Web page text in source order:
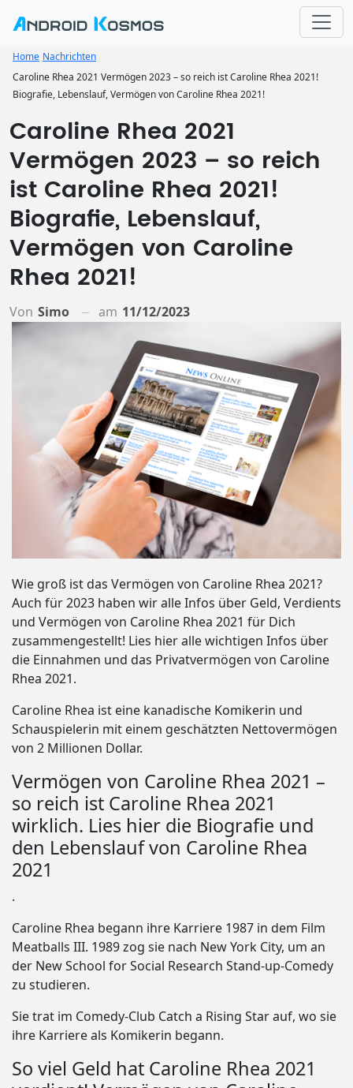
Home Nachrichten
Caroline Rhea 2021 Vermögen 2023 – so reich ist Caroline Rhea 2021!
Biografie, Lebenslauf, Vermögen von Caroline Rhea 2021!
Caroline Rhea 2021
Vermögen 2023 – so reich
ist Caroline Rhea 2021!
Biografie, Lebenslauf,
Vermögen von Caroline
Rhea 2021!
Von Simo am 11/12/2023
Wie groß ist das Vermögen von Caroline Rhea 2021?
Auch für 2023 haben wir alle Infos über Geld, Verdients
und Vermögen von Caroline Rhea 2021 für Dich
zusammengestellt! Lies hier alle wichtigen Infos über
die Einnahmen und das Privatvermögen von Caroline
Rhea 2021.
Caroline Rhea ist eine kanadische Komikerin und
Schauspielerin mit einem geschätzten Nettovermögen
von 2 Millionen Dollar.
Vermögen von Caroline Rhea 2021 –
so reich ist Caroline Rhea 2021
wirklich. Lies hier die Biografie und
den Lebenslauf von Caroline Rhea
2021
.
Caroline Rhea begann ihre Karriere 1987 in dem Film
Meatballs III. 1989 zog sie nach New York City, um an
der New School for Social Research Stand-up-Comedy
zu studieren.
Sie trat im Comedy-Club Catch a Rising Star auf, wo sie
ihre Karriere als Komikerin begann.
So viel Geld hat Caroline Rhea 2021